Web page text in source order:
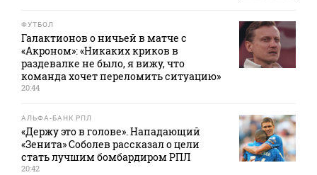
ФУТБОЛ
Галактионов о ничьей в матче с
«Акроном»: «Никаких криков в
раздевалке не было, я вижу, что
команда хочет переломить ситуацию»
20:44
АЛЬФА-БАНК РПЛ
«Держу это в голове». Нападающий
«Зенита» Соболев рассказал о цели
стать лучшим бомбардиром РПЛ
20:42